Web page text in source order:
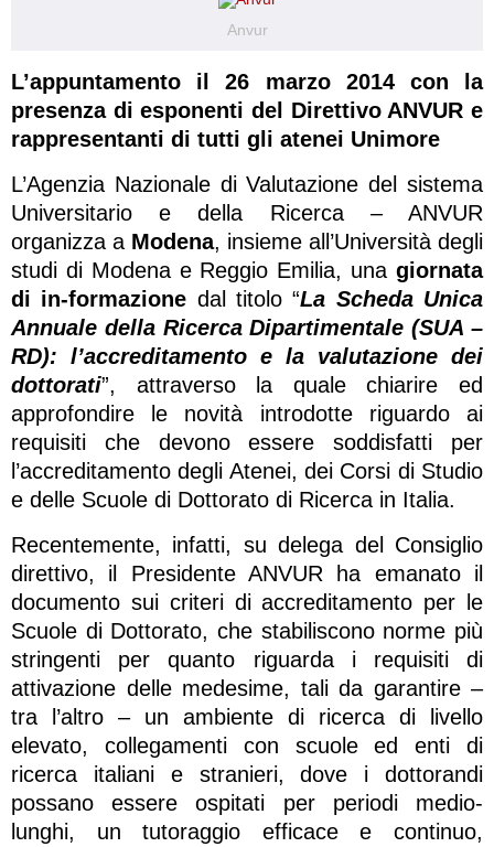
Anvur
L’appuntamento il 26 marzo 2014 con la
presenza di esponenti del Direttivo ANVUR e
rappresentanti di tutti gli atenei Unimore
L’Agenzia Nazionale di Valutazione del sistema
Universitario e della Ricerca – ANVUR
organizza a Modena, insieme all’Università degli
studi di Modena e Reggio Emilia, una giornata
di in-formazione dal titolo “La Scheda Unica
Annuale della Ricerca Dipartimentale (SUA –
RD): l’accreditamento e la valutazione dei
dottorati”, attraverso la quale chiarire ed
approfondire le novità introdotte riguardo ai
requisiti che devono essere soddisfatti per
l’accreditamento degli Atenei, dei Corsi di Studio
e delle Scuole di Dottorato di Ricerca in Italia.
Recentemente, infatti, su delega del Consiglio
direttivo, il Presidente ANVUR ha emanato il
documento sui criteri di accreditamento per le
Scuole di Dottorato, che stabiliscono norme più
stringenti per quanto riguarda i requisiti di
attivazione delle medesime, tali da garantire –
tra l’altro – un ambiente di ricerca di livello
elevato, collegamenti con scuole ed enti di
ricerca italiani e stranieri, dove i dottorandi
possano essere ospitati per periodi medio-
lunghi, un tutoraggio efficace e continuo,